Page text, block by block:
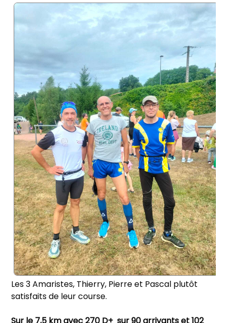
Les 3 Amaristes, Thierry, Pierre et Pascal plutôt
satisfaits de leur course.